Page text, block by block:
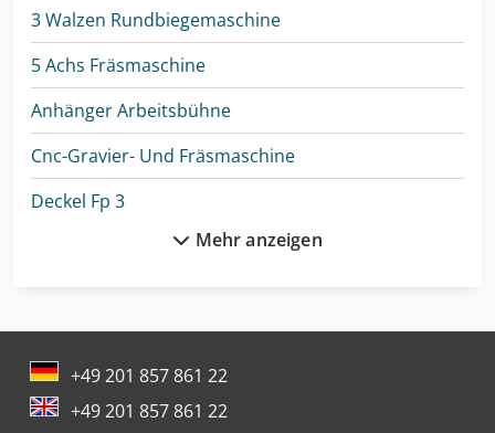
3 Walzen Rundbiegemaschine
5 Achs Fräsmaschine
Anhänger Arbeitsbühne
Cnc-Gravier- Und Fräsmaschine
Deckel Fp 3
Enthaarungsmaschine Für Schweine
Felder Rl 300
Fräsmaschine Metall
Mehr anzeigen
+49 201 857 861 22
+49 201 857 861 22